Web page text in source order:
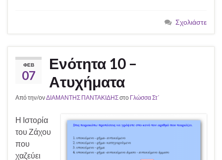
Σχολιάστε
ΦΕΒ
07
Ενότητα 10 –
Ατυχήματα
Από την/ονΔΙΑΜΑΝΤΗΣ ΠΑΝΤΑΚΙΔΗΣστο Γλώσσα Στ΄
Η Ιστορία
του Ζάχου
που
χαζεύει